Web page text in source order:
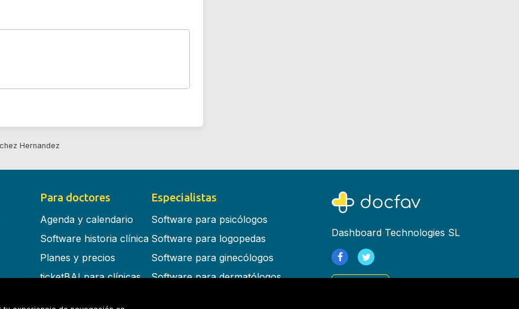
Hernandez
Para doctores
Agenda y calendario
Software historia clínica
Planes y precios
ticketBAI para clínicas
Especialistas
Software para psicólogos
Software para logopedas
Software para ginecólogos
Software para dermatólogos
Dashboard Technologies SL